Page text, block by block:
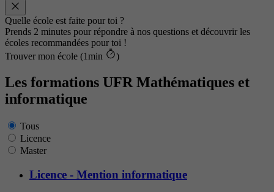
Quelle école est faite pour toi ?
Prends 2 minutes pour répondre à nos questions et découvrir les
écoles recommandées pour toi !
Trouver mon école (1min
)
Les formations UFR Mathématiques et
informatique
Tous
Licence
Master
Licence - Mention informatique